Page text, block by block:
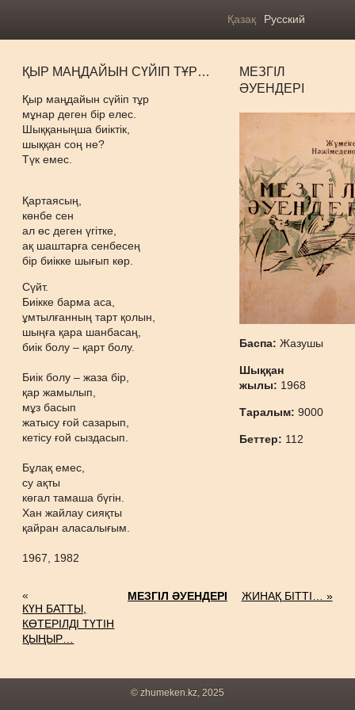
Қазақ Русский
ҚЫР МАҢДАЙЫН СҮЙІП ТҰР…
Қыр маңдайын сүйіп тұр
мұнар деген бір елес.
Шыққаныңша биіктік,
шыққан соң не?
Түк емес.
Қартаясың,
көнбе сен
ал өс деген үгітке,
ақ шаштарға сенбесең
бір биікке шығып көр.
Сүйт.
Биікке барма аса,
ұмтылғанның тарт қолын,
шыңға қара шанбасаң,
биік болу – қарт болу.
Биік болу – жаза бір,
қар жамылып,
мұз басып
жатысу ғой сазарып,
кетісу ғой сыздасып.
Бұлақ емес,
су ақты
көгал тамаша бүгін.
Хан жайлау сияқты
қайран аласалығым.
1967, 1982
МЕЗГІЛ
ӘУЕНДЕРІ
Баспа:Жазушы
Шыққан
жылы: 1968
Таралым:9000
Беттер: 112
«
КҮН БАТТЫ,
КӨТЕРІЛДІ ТҮТІН
ҚЫҢЫР…
МЕЗГІЛ ӘУЕНДЕРІ ЖИНАҚ БІТТІ… »
© zhumeken.kz, 2025